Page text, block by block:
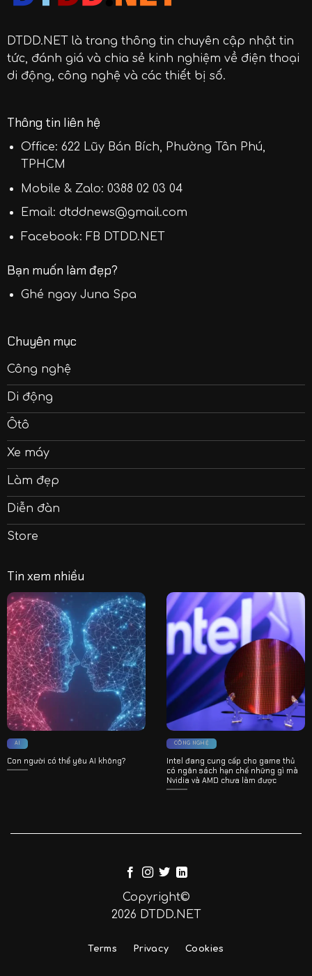
DTDD.NET là trang thông tin chuyên cập nhật tin
tức, đánh giá và chia sẻ kinh nghiệm về điện thoại
di động, công nghệ và các thiết bị số.
Thông tin liên hệ
Office: 622 Lũy Bán Bích, Phường Tân Phú,
TPHCM
Mobile & Zalo:0388 02 03 04
Email:dtddnews@gmail.com
Facebook: FB DTDD.NET
Bạn muốn làm đẹp?
Ghé ngayJuna Spa
Chuyên mục
Công nghệ
Di động
Ôtô
Xe máy
Làm đẹp
Diễn đàn
Store
Tin xem nhiều
AI
Con người có thể yêu AI không?
CÔNG NGHỆ
Intel đang cung cấp cho game thủ
có ngân sách hạn chế những gì mà
Nvidia và AMD chưa làm được
Copyright©
2026 DTDD.NET
Terms Privacy Cookies